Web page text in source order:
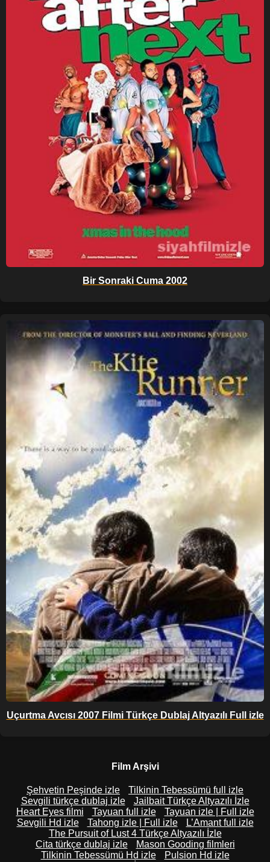
Bir Sonraki Cuma 2002
Uçurtma Avcısı 2007 Filmi Türkçe Dublaj Altyazılı Full izle
Film Arşivi
Şehvetin Peşinde izle
Tilkinin Tebessümü full izle
Sevgili türkçe dublaj izle
Jailbait Türkçe Altyazılı İzle
Heart Eyes filmi
Tayuan full izle
Tayuan izle | Full izle
Sevgili Hd izle
Tahong izle | Full izle
L’Amant full izle
The Pursuit of Lust 4 Türkçe Altyazılı İzle
Cita türkçe dublaj izle
Mason Gooding filmleri
Tilkinin Tebessümü Hd izle
Pulsion Hd izle